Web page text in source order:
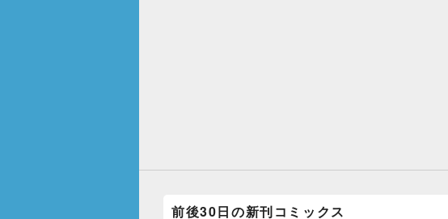
前後30日の新刊コミックス